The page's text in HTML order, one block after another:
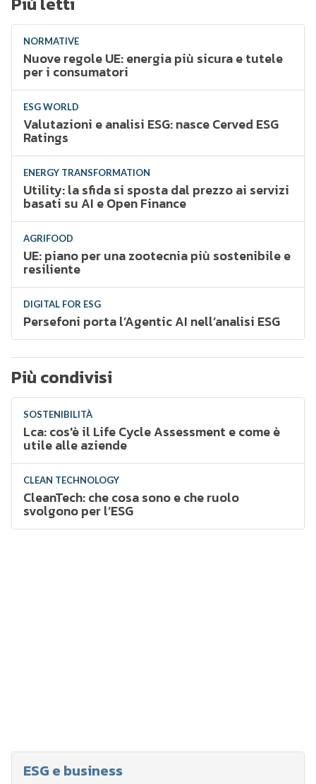
NORMATIVE
Nuove regole UE: energia più sicura e tutele
per i consumatori
ESG WORLD
Valutazioni e analisi ESG: nasce Cerved ESG
Ratings
ENERGY TRANSFORMATION
Utility: la sfida si sposta dal prezzo ai servizi
basati su AI e Open Finance
AGRIFOOD
UE: piano per una zootecnia più sostenibile e
resiliente
DIGITAL FOR ESG
Persefoni porta l’Agentic AI nell’analisi ESG
Più condivisi
SOSTENIBILITÀ
Lca: cos'è il Life Cycle Assessment e come è
utile alle aziende
CLEAN TECHNOLOGY
CleanTech: che cosa sono e che ruolo
svolgono per l’ESG
ESG e business